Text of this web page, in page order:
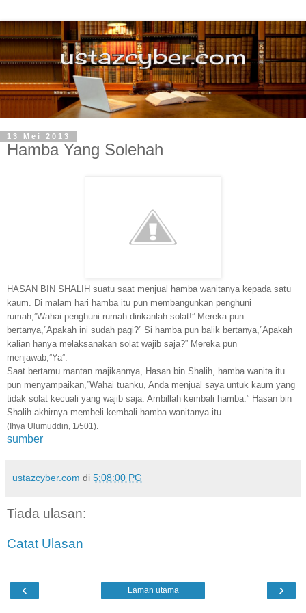
13 Mei 2013
Hamba Yang Solehah
HASAN BIN SHALIH suatu saat menjual hamba wanitanya kepada satu
kaum. Di malam hari hamba itu pun membangunkan penghuni
rumah,”Wahai penghuni rumah dirikanlah solat!” Mereka pun
bertanya,”Apakah ini sudah pagi?” Si hamba pun balik bertanya,”Apakah
kalian hanya melaksanakan solat wajib saja?” Mereka pun
menjawab,”Ya”.
Saat bertamu mantan majikannya, Hasan bin Shalih, hamba wanita itu
pun menyampaikan,”Wahai tuanku, Anda menjual saya untuk kaum yang
tidak solat kecuali yang wajib saja. Ambillah kembali hamba.” Hasan bin
Shalih akhirnya membeli kembali hamba wanitanya itu
(Ihya Ulumuddin, 1/501).
sumber
ustazcyber.com di 5:08:00 PG
Tiada ulasan:
Catat Ulasan
‹ ›
Laman utama